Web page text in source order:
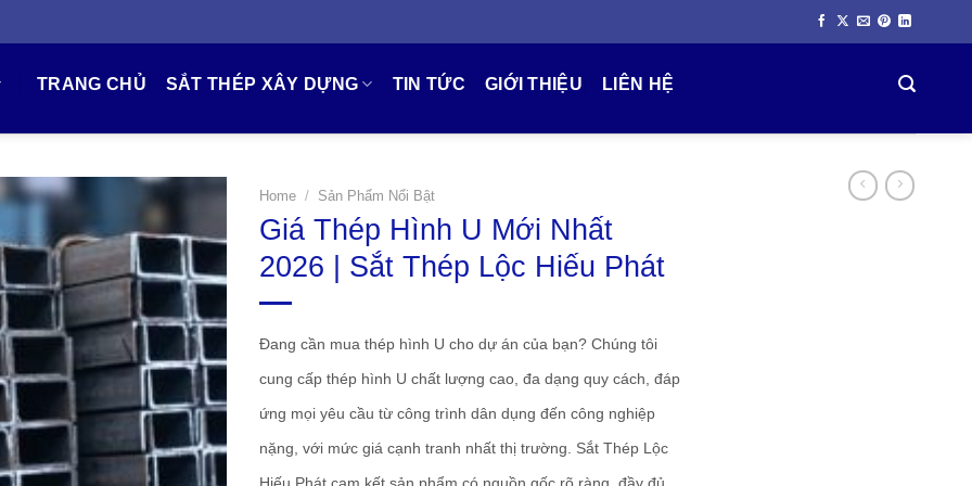
TRANG CHỦ SẮT THÉP XÂY DỰNG TIN TỨC GIỚI THIỆU LIÊN HỆ
Thêm
vào
yêu
thích
Home / Sản Phẩm Nổi Bật
Giá Thép Hình U Mới Nhất
2026 | Sắt Thép Lộc Hiếu Phát
Đang cần mua thép hình U cho dự án của bạn? Chúng tôi
cung cấp thép hình U chất lượng cao, đa dạng quy cách, đáp
ứng mọi yêu cầu từ công trình dân dụng đến công nghiệp
nặng, với mức giá cạnh tranh nhất thị trường. Sắt Thép Lộc